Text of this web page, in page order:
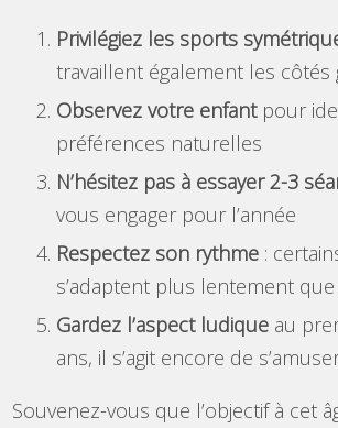
Privilégiez les sports
travaillent également les côtés
Observez votre enfantpour
préférences naturelles
N’hésitez pas à essayer 2-3
vous engager pour l’année
Respectez son rythme :
s’adaptent plus lentement que
Gardez l’aspect ludique au
ans, il s’agit encore de
Souvenez-vous que l’objectif à cet